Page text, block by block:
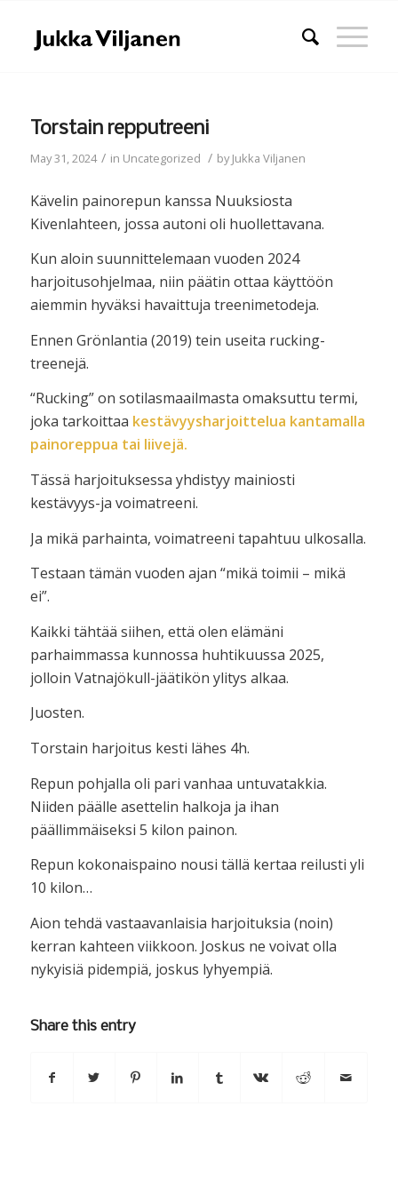
Torstain repputreeni
May 31, 2024 / in Uncategorized / byJukka Viljanen
Kävelin painorepun kanssa Nuuksiosta
Kivenlahteen, jossa autoni oli huollettavana.
Kun aloin suunnittelemaan vuoden 2024
harjoitusohjelmaa, niin päätin ottaa käyttöön
aiemmin hyväksi havaittuja treenimetodeja.
Ennen Grönlantia (2019) tein useita rucking-
treenejä.
“Rucking” on sotilasmaailmasta omaksuttu termi,
joka tarkoittaa kestävyysharjoittelua kantamalla
painoreppua tai liivejä.
Tässä harjoituksessa yhdistyy mainiosti
kestävyys-ja voimatreeni.
Ja mikä parhainta, voimatreeni tapahtuu ulkosalla.
Testaan tämän vuoden ajan “mikä toimii – mikä
ei”.
Kaikki tähtää siihen, että olen elämäni
parhaimmassa kunnossa huhtikuussa 2025,
jolloin Vatnajökull-jäätikön ylitys alkaa.
Juosten.
Torstain harjoitus kesti lähes 4h.
Repun pohjalla oli pari vanhaa untuvatakkia.
Niiden päälle asettelin halkoja ja ihan
päällimmäiseksi 5 kilon painon.
Repun kokonaispaino nousi tällä kertaa reilusti yli
10 kilon…
Aion tehdä vastaavanlaisia harjoituksia (noin)
kerran kahteen viikkoon. Joskus ne voivat olla
nykyisiä pidempiä, joskus lyhyempiä.
Share this entry